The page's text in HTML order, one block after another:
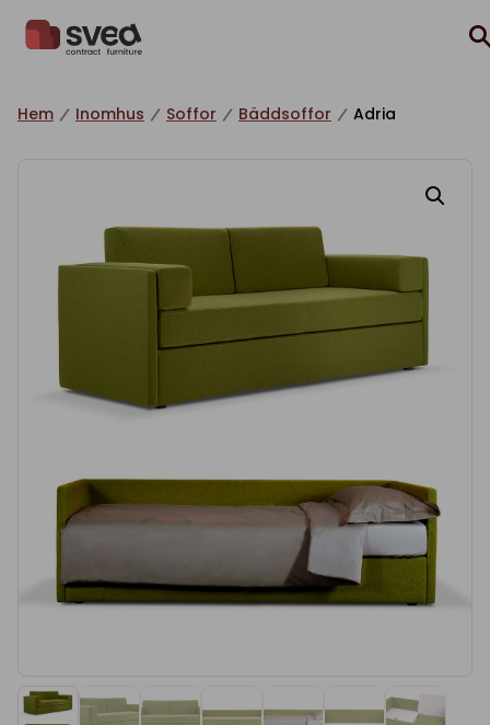
Hem Inomhus Soffor Bäddsoffor Adria